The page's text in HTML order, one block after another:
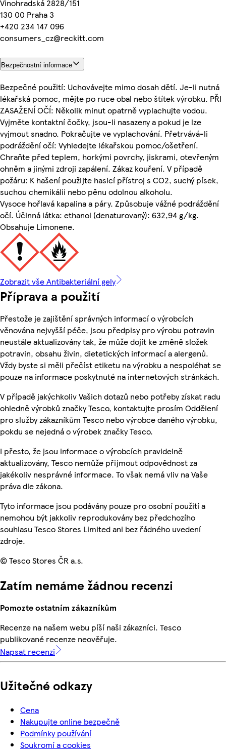
Vinohradská 2828/151
130 00 Praha 3
+420 234 147 096
consumers_cz@reckitt.com
Bezpečnostní informace
Bezpečné použití: Uchovávejte mimo dosah dětí. Je-li nutná
lékařská pomoc, mějte po ruce obal nebo štítek výrobku. PŘI
ZASAŽENÍ OČÍ: Několik minut opatrně vyplachujte vodou.
Vyjměte kontaktní čočky, jsou-li nasazeny a pokud je lze
vyjmout snadno. Pokračujte ve vyplachování. Přetrvává-li
podráždění očí: Vyhledejte lékařskou pomoc/ošetření.
Chraňte před teplem, horkými povrchy, jiskrami, otevřeným
ohněm a jinými zdroji zapálení. Zákaz kouření. V případě
požáru: K hašení použijte hasicí přístroj s CO2, suchý písek,
suchou chemikálii nebo pěnu odolnou alkoholu.
Vysoce hořlavá kapalina a páry. Způsobuje vážné podráždění
očí. Účinná látka: ethanol (denaturovaný): 632,94 g/kg.
Obsahuje Limonene.
Zobrazit vše Antibakteriální gely
Příprava a použití
Přestože je zajištění správných informací o výrobcích
věnována nejvyšší péče, jsou předpisy pro výrobu potravin
neustále aktualizovány tak, že může dojít ke změně složek
potravin, obsahu živin, dietetických informací a alergenů.
Vždy byste si měli přečíst etiketu na výrobku a nespoléhat se
pouze na informace poskytnuté na internetových stránkách.
V případě jakýchkoliv Vašich dotazů nebo potřeby získat radu
ohledně výrobků značky Tesco, kontaktujte prosím Oddělení
pro služby zákazníkům Tesco nebo výrobce daného výrobku,
pokdu se nejedná o výrobek značky Tesco.
I přesto, že jsou informace o výrobcích pravidelně
aktualizovány, Tesco nemůže přijmout odpovědnost za
jakékoliv nesprávné informace. To však nemá vliv na Vaše
práva dle zákona.
Tyto informace jsou podávány pouze pro osobní použití a
nemohou být jakkoliv reprodukovány bez předchozího
souhlasu Tesco Stores Limited ani bez řádného uvedení
zdroje.
© Tesco Stores ČR a.s.
Zatím nemáme žádnou recenzi
Pomozte ostatním zákazníkům
Recenze na našem webu píší naši zákazníci. Tesco
publikované recenze neověřuje.
Napsat recenzi
Užitečné odkazy
Cena
Nakupujte online bezpečně
Podmínky používání
Soukromí a cookies